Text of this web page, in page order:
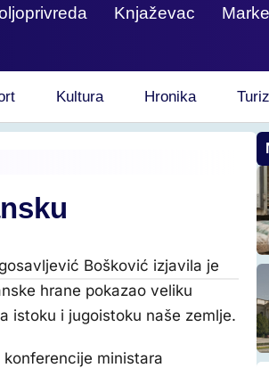
Knjaževac
Kultura Hronika
Bošković izjavila je
hrane pokazao veliku
istoku i jugoistoku naše zemlje.
ministara